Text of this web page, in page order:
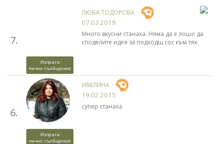
7.
Изпрати
лично съобщение
ЛЮБА ТОДОРОВА
07.03.2019
Много вкусни станаха. Няма да е лошо да
споделите идея за подходщ сос към тях.
6.
Изпрати
лично съобщение
ИВЕЛИНА
19.02.2015
супер станаха